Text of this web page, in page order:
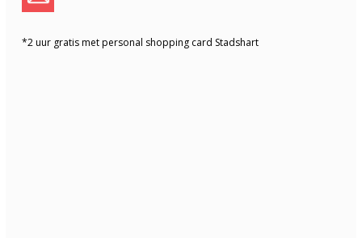
*2 uur gratis met personal shopping card Stadshart